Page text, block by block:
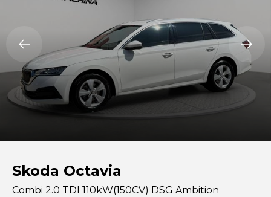
Skoda Octavia
Combi 2.0 TDI 110kW(150CV) DSG Ambition